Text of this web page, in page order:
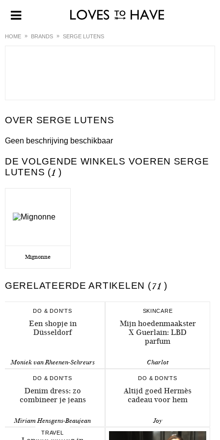
HOME BRANDS SERGE LUTENS
SERGE LUTENS
Geen beschrijving beschikbaar
DE VOLGENDE WINKELS VOEREN SERGE
LUTENS (1 )
Mignonne
GERELATEERDE ARTIKELEN (71 )
DO & DON'TS
Een shopje in
Düsseldorf
Moniek van Rheenen-Schreurs
SKINCARE
Mijn hoedenmaakster
X Guerlain: LBD
parfum
Charlot
DO & DON'TS
Denim dress: zo
combineer je jeans
Miriam Hensgens-Beaujean
DO & DON'TS
Altijd goed Hermès
cadeau voor hem
Joy
TRAVEL